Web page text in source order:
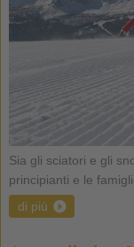
Sia gli sciatori e gli
principianti e le
di più